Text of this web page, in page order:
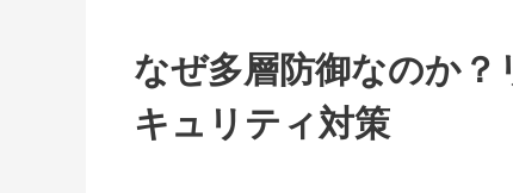
なぜ多層防御なのか
キュリティ対策